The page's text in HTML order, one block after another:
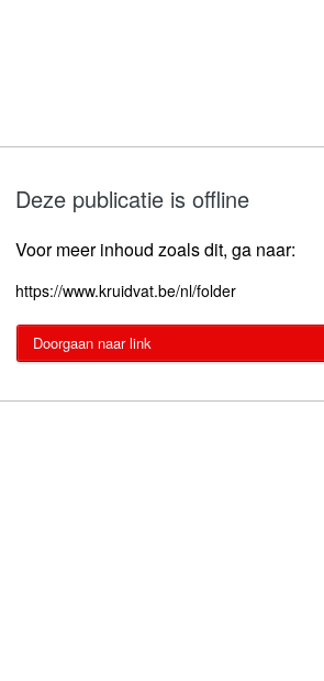
Deze publicatie is offline
Voor meer inhoud zoals dit, ga naar:
https://www.kruidvat.be/nl/folder
Doorgaan naar link